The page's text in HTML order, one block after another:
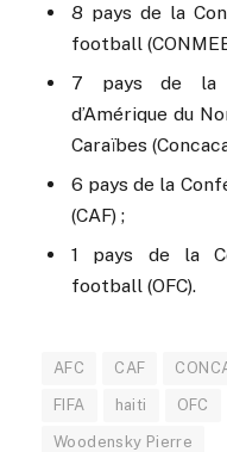
8 pays de la
football
7 pays de la
d’Amérique du
Caraïbes
6 pays de la
(CAF) ;
1 pays de la
football (OFC).
AFC CAF
FIFA haiti OFC
Woodensky Pierre